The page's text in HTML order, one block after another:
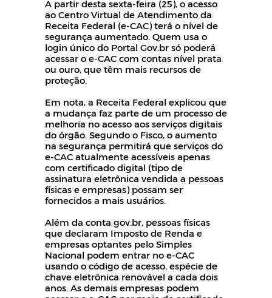
A partir desta sexta-feira (25), o acesso
ao Centro Virtual de Atendimento da
Receita Federal (e-CAC) terá o nível de
segurança aumentado. Quem usa o
login único do Portal Gov.br só poderá
acessar o e-CAC com contas nível prata
ou ouro, que têm mais recursos de
proteção.
Em nota, a Receita Federal explicou que
a mudança faz parte de um processo de
melhoria no acesso aos serviços digitais
do órgão. Segundo o Fisco, o aumento
na segurança permitirá que serviços do
e-CAC atualmente acessíveis apenas
com certificado digital (tipo de
assinatura eletrônica vendida a pessoas
físicas e empresas) possam ser
fornecidos a mais usuários.
Além da conta gov.br, pessoas físicas
que declaram Imposto de Renda e
empresas optantes pelo Simples
Nacional podem entrar no e-CAC
usando o código de acesso, espécie de
chave eletrônica renovável a cada dois
anos. As demais empresas podem